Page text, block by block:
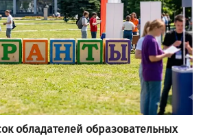
обладателей образовательных